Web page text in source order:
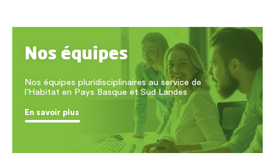
Nos équipes
Nos équipes pluridisciplinaires au service de
l’Habitat en Pays Basque et Sud Landes
En savoir plus